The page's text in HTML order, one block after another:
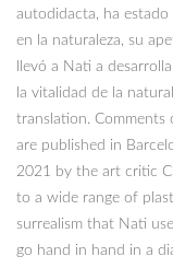
autodidacta, ha
en la naturaleza, su
llevó a Nati a
la vitalidad de la
translation. Comments
are published in
2021 by the art critic
to a wide range of
surrealism that Nati
go hand in hand in a